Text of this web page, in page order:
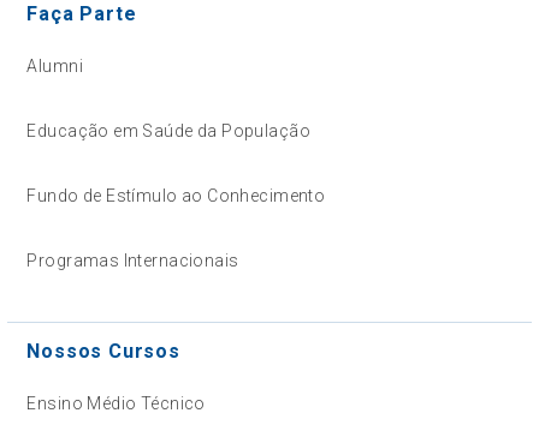
Faça Parte
Alumni
Educação em Saúde da População
Fundo de Estímulo ao Conhecimento
Programas Internacionais
Nossos Cursos
Ensino Médio Técnico